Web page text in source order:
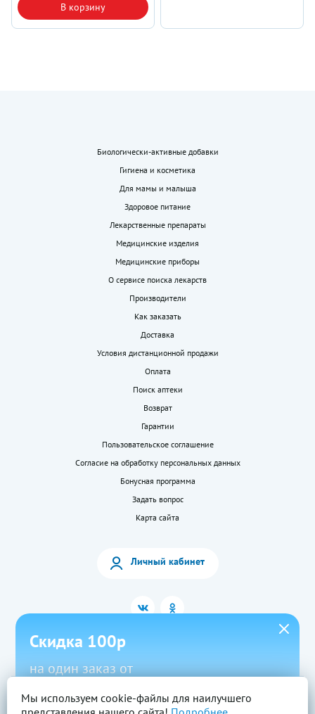
В корзину
Биологически-активные добавки
Гигиена и косметика
Для мамы и малыша
Здоровое питание
Лекарственные препараты
Медицинские изделия
Медицинские приборы
О сервисе поиска лекарств
Производители
Как заказать
Доставка
Условия дистанционной продажи
Оплата
Поиск аптеки
Возврат
Гарантии
Пользовательское соглашение
Согласие на обработку персональных данных
Бонусная программа
Задать вопрос
Карта сайта
Личный кабинет
2026 © «LEKkupi»
Все права защищены.
Мы используем cookie-файлы для наилучшего
Скидка 100р
на один заказ от